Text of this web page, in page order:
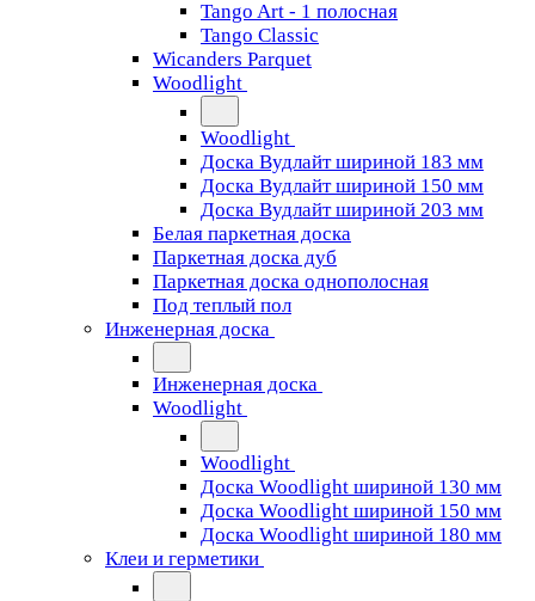
Tango Art - 1 полосная
Tango Classiс
Wicanders Parquet
Woodlight
Woodlight
Доска Вудлайт шириной 183 мм
Доска Вудлайт шириной 150 мм
Доска Вудлайт шириной 203 мм
Белая паркетная доска
Паркетная доска дуб
Паркетная доска однополосная
Под теплый пол
Инженерная доска
Инженерная доска
Woodlight
Woodlight
Доска Woodlight шириной 130 мм
Доска Woodlight шириной 150 мм
Доска Woodlight шириной 180 мм
Клеи и герметики